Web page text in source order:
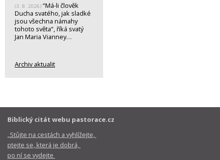
(3. 8. 2026) “Má-li člověk
Ducha svatého, jak sladké
jsou všechna námahy
tohoto světa“, říká svatý
Jan Maria Vianney…
Archiv aktualit
Biblický citát webu pastorace.cz
„Stůjte na cestách a vyhlížejte,
ptejte se, která je dobrá,
po ní se vydejte